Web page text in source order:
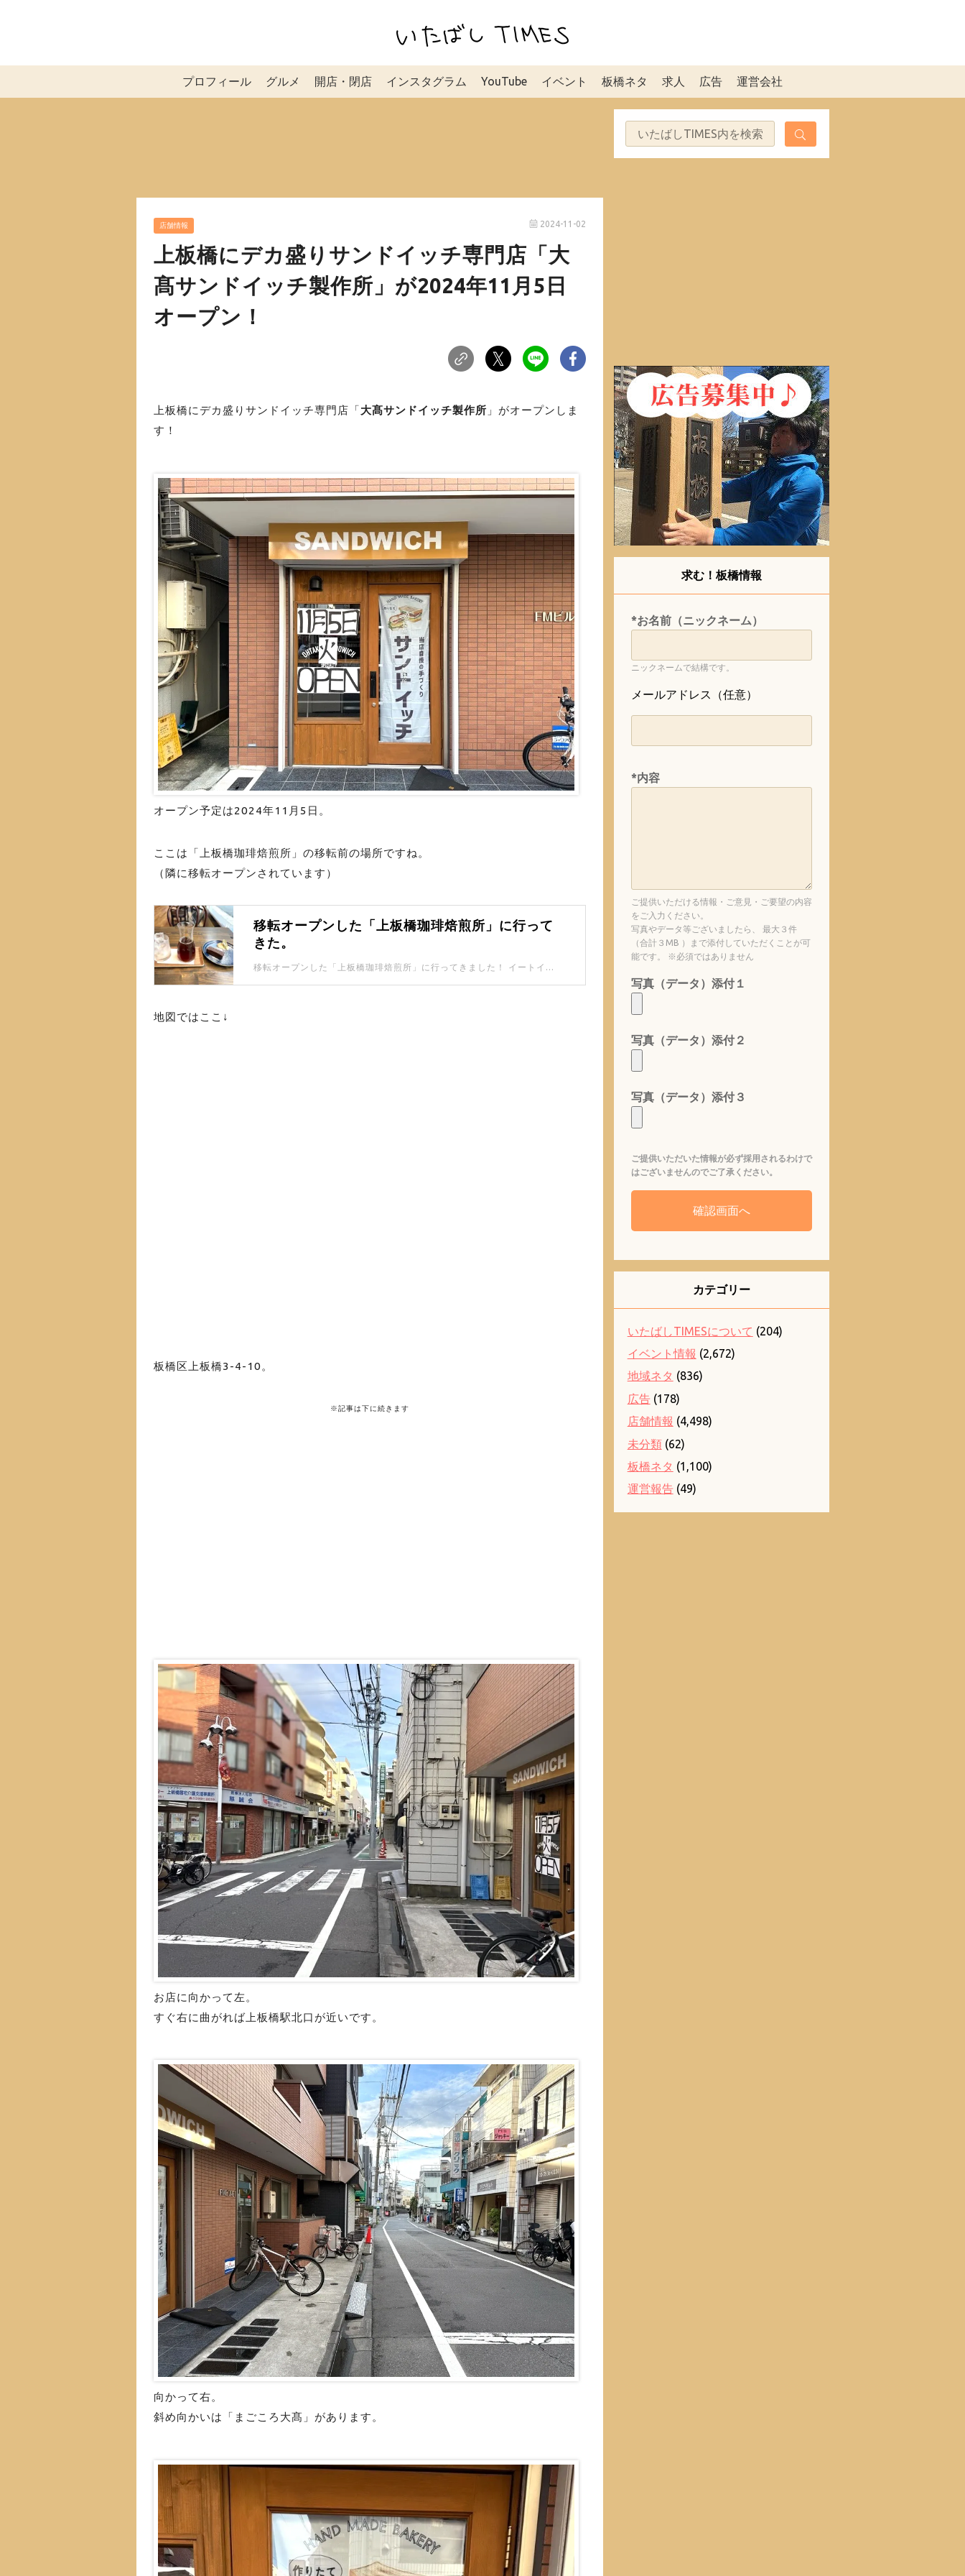
プロフィール グルメ 開店・閉店 インスタグラム YouTube イベント 板橋ネタ 求人 広告 運営会社
店舗情報 2024-11-02
上板橋にデカ盛りサンドイッチ専門店「大
髙サンドイッチ製作所」が2024年11月5日
オープン！
上板橋にデカ盛りサンドイッチ専門店「大髙サンドイッチ製作所 」がオープンしま
す！
オープン予定は2024年11月5日。
ここは「上板橋珈琲焙煎所」の移転前の場所ですね。
（隣に移転オープンされています）
移転オープンした「上板橋珈琲焙煎所」に行って
きた。
移転オープンした「上板橋珈琲焙煎所」に行ってきました！ イートインスペースが圧倒的に広くなっていてびっくり。 移転前のお店も素敵でしたが、より魅力が増した気がします。
地図ではここ↓
板橋区上板橋3-4-10。
※記事は下に続きます
お店に向かって左。
すぐ右に曲がれば上板橋駅北口が近いです。
向かって右。
斜め向かいは「まごころ大髙」があります。
求む！板橋情報
*お名前（ニックネーム）
ニックネームで結構です。
メールアドレス（任意）
*内容
ご提供いただける情報・ご意見・ご要望の内容
をご入力ください。
写真やデータ等ございましたら、 最大３件
（合計３MB ）まで添付していただくことが可
能です。 ※必須ではありません
写真（データ）添付１
写真（データ）添付２
写真（データ）添付３
ご提供いただいた情報が必ず採用されるわけで
はございませんのでご了承ください。
カテゴリー
いたばしTIMESについて (204)
イベント情報 (2,672)
地域ネタ (836)
広告(178)
店舗情報 (4,498)
未分類(62)
板橋ネタ (1,100)
運営報告(49)